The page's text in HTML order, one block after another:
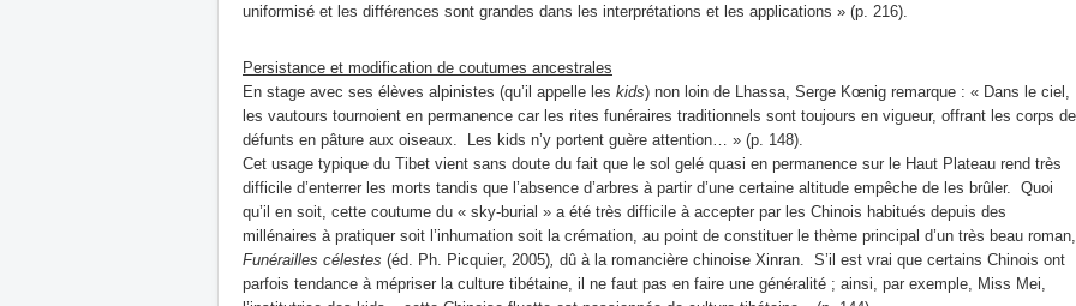
uniformisé et les différences sont grandes dans les interprétations et les applications » (p. 216).
Persistance et modification de coutumes ancestrales
En stage avec ses élèves alpinistes (qu’il appelle les kids) non loin de Lhassa, Serge Kœnig remarque : « Dans le ciel,
les vautours tournoient en permanence car les rites funéraires traditionnels sont toujours en vigueur, offrant les corps de
défunts en pâture aux oiseaux. Les kids n’y portent guère attention… » (p. 148).
Cet usage typique du Tibet vient sans doute du fait que le sol gelé quasi en permanence sur le Haut Plateau rend très
difficile d’enterrer les morts tandis que l’absence d’arbres à partir d’une certaine altitude empêche de les brûler. Quoi
qu’il en soit, cette coutume du « sky-burial » a été très difficile à accepter par les Chinois habitués depuis des
millénaires à pratiquer soit l’inhumation soit la crémation, au point de constituer le thème principal d’un très beau roman,
Funérailles célestes (éd. Ph. Picquier, 2005) dû à la romancière chinoise Xinran. S’il est vrai que certains Chinois ont
parfois tendance à mépriser la culture tibétaine, il ne faut pas en faire une généralité ; ainsi, par exemple, Miss Mei,